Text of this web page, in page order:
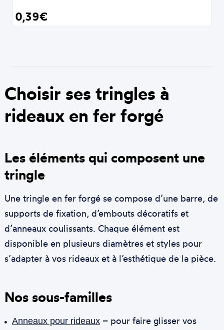
0,39€
Choisir ses tringles à
rideaux en fer forgé
Les éléments qui composent une
tringle
Une tringle en fer forgé se compose d’une barre, de
supports de fixation, d’embouts décoratifs et
d’anneaux coulissants. Chaque élément est
disponible en plusieurs diamètres et styles pour
s’adapter à vos rideaux et à l’esthétique de la pièce.
Nos sous-familles
Anneaux pour rideaux– pour faire glisser vos